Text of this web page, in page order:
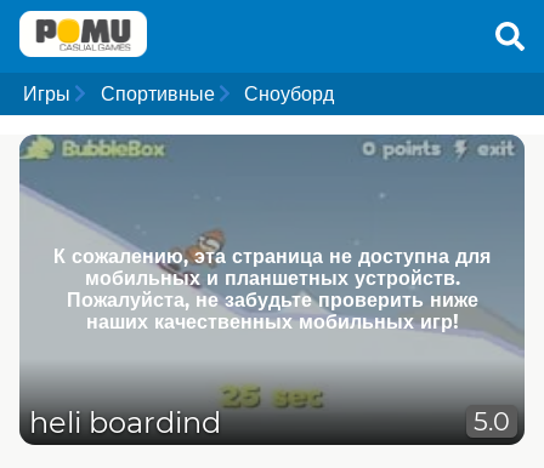
Игры Спортивные Сноуборд
К сожалению, эта страница не доступна для
мобильных и планшетных устройств.
Пожалуйста, не забудьте проверить ниже
наших качественных мобильных игр!
heli boardind 5.0